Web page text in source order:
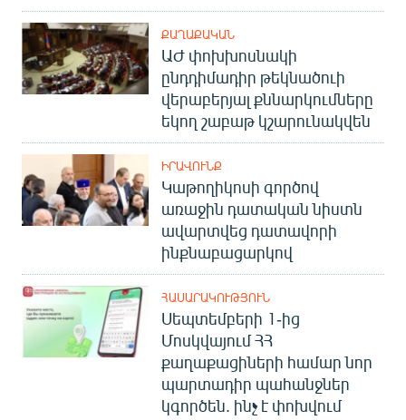
ՔԱՂԱՔԱԿԱՆ
ԱԺ փոխխոսնակի
ընդդիմադիր թեկնածուի
վերաբերյալ քննարկումները
եկող շաբաթ կշարունակվեն
ԻՐԱՎՈՒՆՔ
Կաթողիկոսի գործով
առաջին դատական նիստն
ավարտվեց դատավորի
ինքնաբացարկով
ՀԱՍԱՐԱԿՈՒԹՅՈՒՆ
Սեպտեմբերի 1-ից
Մոսկվայում ՀՀ
քաղաքացիների համար նոր
պարտադիր պահանջներ
կգործեն. ինչ է փոխվում